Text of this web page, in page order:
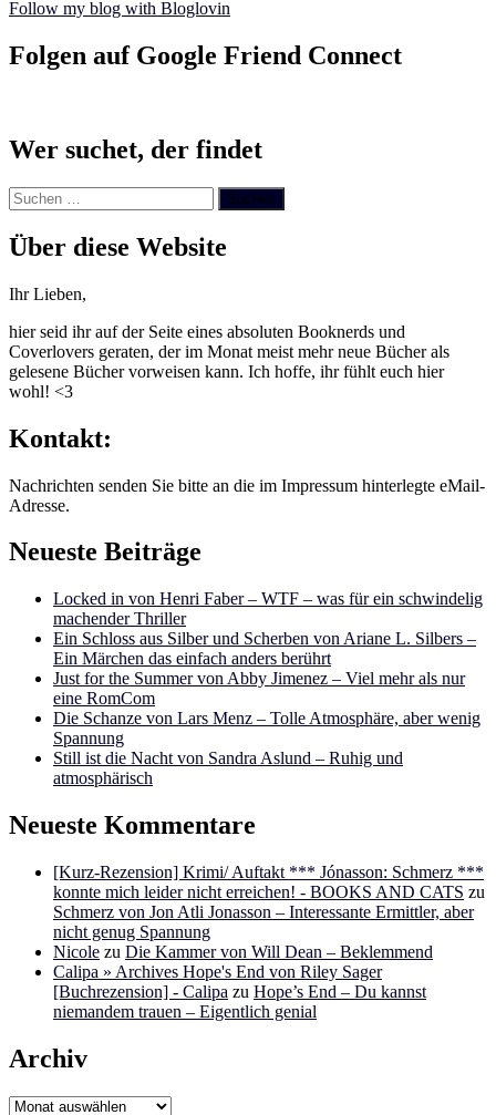
Follow my blog with Bloglovin
Folgen auf Google Friend Connect
Wer suchet, der findet
Suchen
nach:
Über diese Website
Ihr Lieben,
hier seid ihr auf der Seite eines absoluten Booknerds und
Coverlovers geraten, der im Monat meist mehr neue Bücher als
gelesene Bücher vorweisen kann. Ich hoffe, ihr fühlt euch hier
wohl! <3
Kontakt:
Nachrichten senden Sie bitte an die im Impressum hinterlegte eMail-
Adresse.
Neueste Beiträge
Locked in von Henri Faber – WTF – was für ein schwindelig
machender Thriller
Ein Schloss aus Silber und Scherben von Ariane L. Silbers –
Ein Märchen das einfach anders berührt
Just for the Summer von Abby Jimenez – Viel mehr als nur
eine RomCom
Die Schanze von Lars Menz – Tolle Atmosphäre, aber wenig
Spannung
Still ist die Nacht von Sandra Aslund – Ruhig und
atmosphärisch
Neueste Kommentare
[Kurz-Rezension] Krimi/ Auftakt *** Jónasson: Schmerz ***
konnte mich leider nicht erreichen! - BOOKS AND CATS zu
Schmerz von Jon Atli Jonasson – Interessante Ermittler, aber
nicht genug Spannung
Nicole zu Die Kammer von Will Dean – Beklemmend
Calipa » Archives Hope's End von Riley Sager
[Buchrezension] - Calipa zu Hope’s End – Du kannst
niemandem trauen – Eigentlich genial
Archiv
Archiv